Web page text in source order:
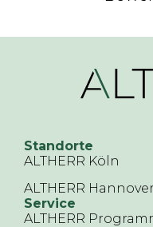
Standorte
ALTHERR Köln
ALTHERR Hannover
Service
ALTHERR